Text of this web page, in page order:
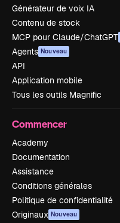
Générateur de voix IA
Contenu de stock
MCP pour Claude/ChatGPT
Agents Nouveau
API
Application mobile
Tous les outils Magnific
Commencer
Academy
Documentation
Assistance
Conditions générales
Politique de confidentialité
Originaux Nouveau